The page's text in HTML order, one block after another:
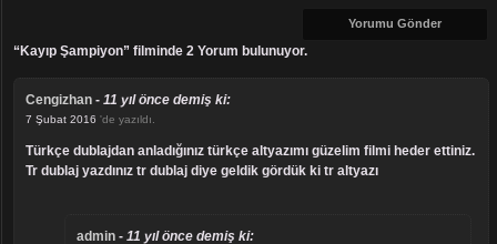
“Kayıp Şampiyon” filminde 2 Yorum bulunuyor.
Cengizhan - 11 yıl önce demiş ki:
7 Şubat 2016 'de yazıldı.
türkçe dublajdan anladığınız türkçe altyazımı güzelim filmi heder ettiniz.
Tr dublaj yazdınız tr dublaj diye geldik gördük ki tr altyazı
admin - 11 yıl önce demiş ki: